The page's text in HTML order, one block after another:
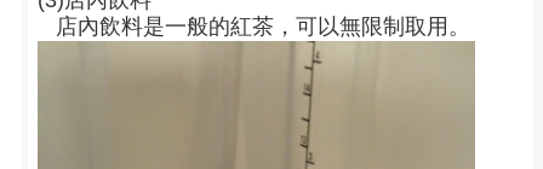
店內飲料是一般的紅茶，可以無限制取用。